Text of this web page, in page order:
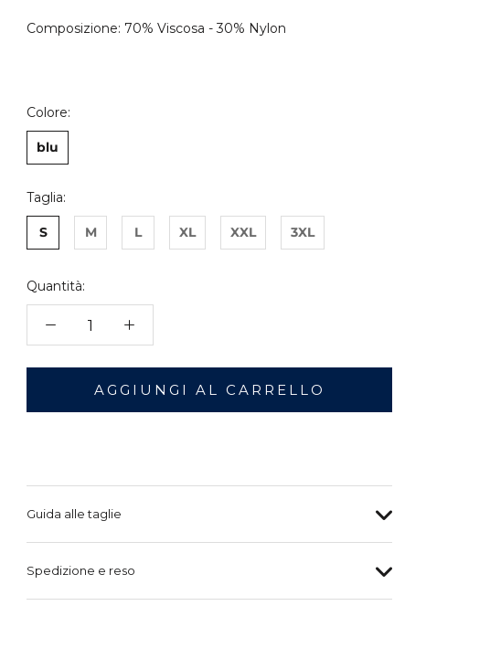
Composizione: 70% Viscosa - 30% Nylon
Colore:
blu
Taglia:
S M L XL XXL 3XL
Quantità:
AGGIUNGI AL CARRELLO
Guida alle taglie
Spedizione e reso